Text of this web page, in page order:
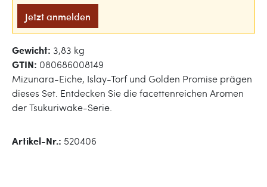
Jetzt anmelden
Gewicht: 3,83 kg
GTIN: 080686008149
Mizunara-Eiche, Islay-Torf und Golden Promise prägen
dieses Set. Entdecken Sie die facettenreichen Aromen
der Tsukuriwake-Serie.
Artikel-Nr.: 520406